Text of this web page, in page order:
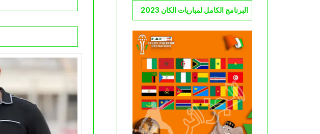
البرنامج الكامل لمباريات الكان 2023